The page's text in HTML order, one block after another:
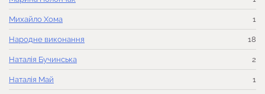
Михайло Хома 1
Народне виконання 18
Наталія Бучинська 2
Наталія Май 1